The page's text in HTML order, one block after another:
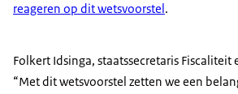
reageren op dit wetsvoorstel .
Folkert Idsinga, staatssecretaris Fiscaliteit
“Met dit wetsvoorstel zetten we een